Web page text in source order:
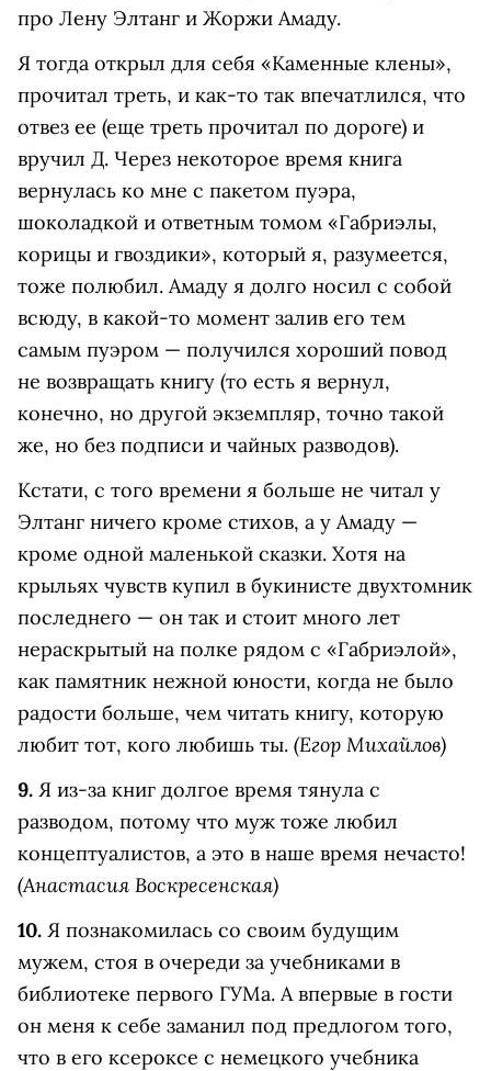
про Лену Элтанг и Жоржи Амаду.
Я тогда открыл для себя «Каменные клены»,
прочитал треть, и как-то так впечатлился, что
отвез ее (еще треть прочитал по дороге) и
вручил Д. Через некоторое время книга
вернулась ко мне с пакетом пуэра,
шоколадкой и ответным томом «Габриэлы,
корицы и гвоздики», который я, разумеется,
тоже полюбил. Амаду я долго носил с собой
всюду, в какой-то момент залив его тем
самым пуэром — получился хороший повод
не возвращать книгу (то есть я вернул,
конечно, но другой экземпляр, точно такой
же, но без подписи и чайных разводов).
Кстати, с того времени я больше не читал у
Элтанг ничего кроме стихов, а у Амаду —
кроме одной маленькой сказки. Хотя на
крыльях чувств купил в букинисте двухтомник
последнего — он так и стоит много лет
нераскрытый на полке рядом с «Габриэлой»,
как памятник нежной юности, когда не было
радости больше, чем читать книгу, которую
любит тот, кого любишь ты. (Егор Михайлов)
9. Я из-за книг долгое время тянула с
разводом, потому что муж тоже любил
концептуалистов, а это в наше время нечасто!
(Анастасия Воскресенская)
10. Я познакомилась со своим будущим
мужем, стоя в очереди за учебниками в
библиотеке первого ГУМа. А впервые в гости
он меня к себе заманил под предлогом того,
что в его ксероксе с немецкого учебника